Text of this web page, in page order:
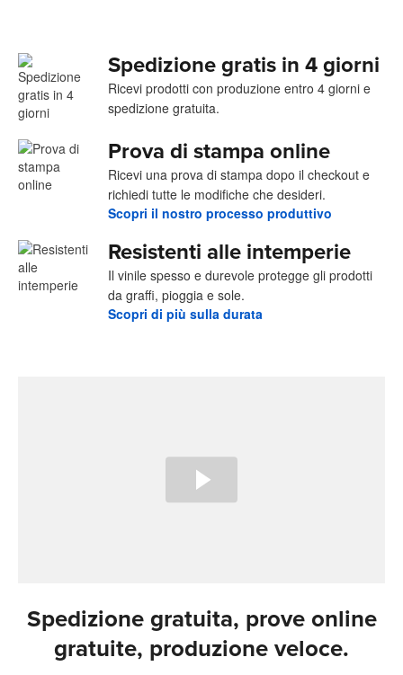
Spedizione gratis in 4 giorni
Ricevi prodotti con produzione entro 4 giorni e
spedizione gratuita.
Prova di stampa online
Ricevi una prova di stampa dopo il checkout e
richiedi tutte le modifiche che desideri.
Scopri il nostro processo produttivo
Resistenti alle intemperie
Il vinile spesso e durevole protegge gli prodotti
da graffi, pioggia e sole.
Scopri di più sulla durata
Spedizione gratuita, prove online
gratuite, produzione veloce.